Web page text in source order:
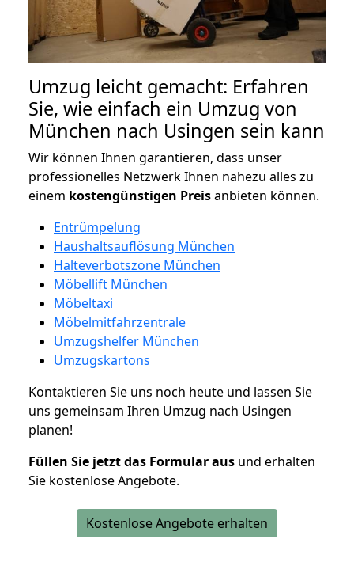
Umzug leicht gemacht: Erfahren
Sie, wie einfach ein Umzug von
München nach Usingen sein kann
Wir können Ihnen garantieren, dass unser
professionelles Netzwerk Ihnen nahezu alles zu
einem kostengünstigen Preisanbieten können.
Entrümpelung
Haushaltsauflösung München
Halteverbotszone München
Möbellift München
Möbeltaxi
Möbelmitfahrzentrale
Umzugshelfer München
Umzugskartons
Kontaktieren Sie uns noch heute und lassen Sie
uns gemeinsam Ihren Umzug nach Usingen
planen!
Füllen Sie jetzt das Formular aus und erhalten
Sie kostenlose Angebote.
Kostenlose Angebote erhalten